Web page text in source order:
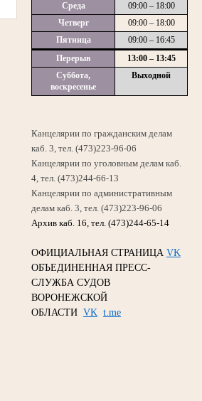
Среда
09:00 – 18:00
Четверг
09:00 – 18:00
Пятница
09:00 – 16:45
Перерыв
13:00 – 13:45
Суббота,
воскресенье
Выходной
Канцелярии по гражданским делам
каб. 3, тел. (473)223-96-06
Канцелярии по уголовным делам каб.
4, тел. (473)244-66-13
Канцелярии по административным
делам каб. 3, тел. (473)223-96-06
Архив каб. 16, тел. (473)244-65-14
ОФИЦИАЛЬНАЯ СТРАНИЦА VK
ОБЪЕДИНЕННАЯ ПРЕСС-
СЛУЖБА СУДОВ
ВОРОНЕЖСКОЙ
ОБЛАСТИ VK t.me